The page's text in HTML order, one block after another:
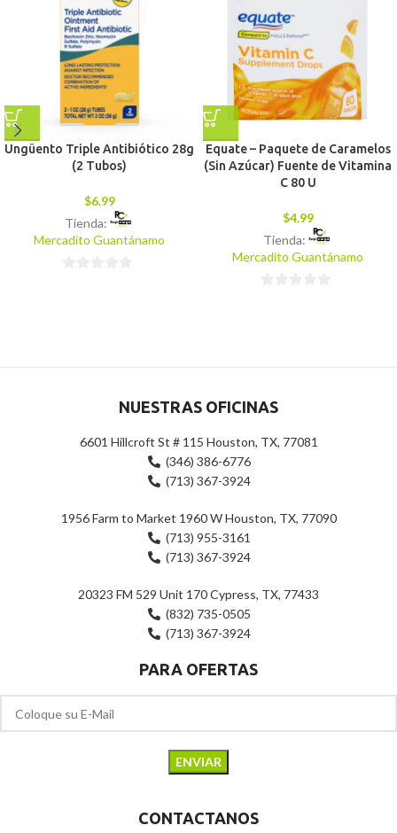
Ungüento Triple Antibiótico 28g
(2 Tubos)
$6.99
Tienda:
Mercadito Guantánamo
Equate – Paquete de Caramelos
(Sin Azúcar) Fuente de Vitamina
C 80 U
$4.99
Tienda:
Mercadito Guantánamo
NUESTRAS OFICINAS
6601 Hillcroft St # 115 Houston, TX, 77081
(346) 386-6776
(713) 367-3924
1956 Farm to Market 1960 W Houston, TX, 77090
(713) 955-3161
(713) 367-3924
20323 FM 529 Unit 170 Cypress, TX, 77433
(832) 735-0505
(713) 367-3924
PARA OFERTAS
CONTACTANOS